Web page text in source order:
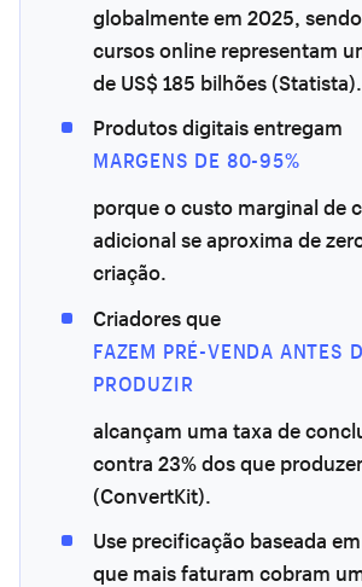
globalmente em 2025,
cursos online representam
de US$ 185 bilhões (Statista).
Produtos digitais entregam
MARGENS DE 80-95%
porque o custo marginal de
adicional se aproxima de
criação.
Criadores que
FAZEM PRÉ-VENDA ANTES
PRODUZIR
alcançam uma taxa de
contra 23% dos que
(ConvertKit).
Use precificação baseada
que mais faturam cobram